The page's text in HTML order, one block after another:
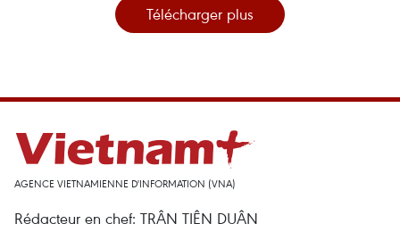
Télécharger plus
AGENCE VIETNAMIENNE D'INFORMATION (VNA)
Rédacteur en chef: TRÂN TIÊN DUÂN